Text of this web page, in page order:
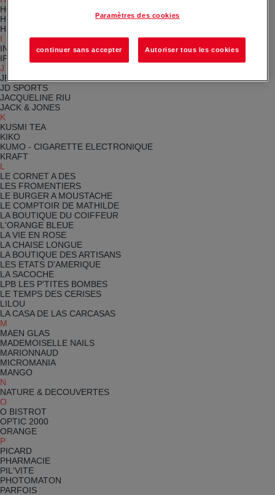
HOOMIZ COOKIE
HISTOIRE D'OR
H&M
I
INTERMARCHE
IPSSO
J
JEFF DE BRUGES
JD SPORTS
JACQUELINE RIU
JACK & JONES
K
KUSMI TEA
KIKO
KUMO - CIGARETTE ELECTRONIQUE
KRAFT
L
LE CORNET A DES
LES FROMENTIERS
LE BURGER A MOUSTACHE
LE COMPTOIR DE MATHILDE
LA BOUTIQUE DU COIFFEUR
L'ORANGE BLEUE
LA VIE EN ROSE
LA CHAISE LONGUE
LA BOUTIQUE DES ARTISANS
LES ETATS D'AMERIQUE
LA SACOCHE
LPB LES P'TITES BOMBES
LE TEMPS DES CERISES
LILOU
LA CASA DE LAS CARCASAS
M
MAEN GLAS
MADEMOISELLE NAILS
MARIONNAUD
MICROMANIA
MANGO
N
NATURE & DECOUVERTES
O
O BISTROT
OPTIC 2000
ORANGE
P
PICARD
PHARMACIE
PIL'VITE
PHOTOMATON
PARFOIS
Paramètres des cookies
continuer sans accepter Autoriser tous les cookies